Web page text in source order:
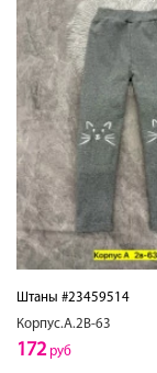
Штаны #23459514
Корпус.А.2В-63
172руб